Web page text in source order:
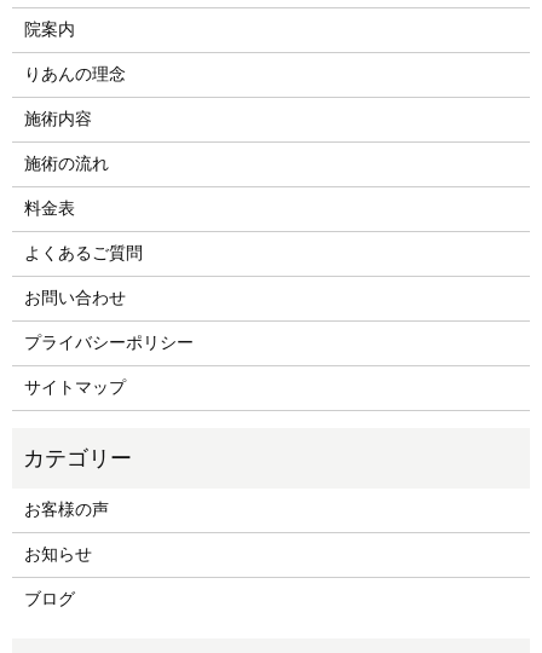
院案内
りあんの理念
施術内容
施術の流れ
料金表
よくあるご質問
お問い合わせ
プライバシーポリシー
サイトマップ
お客様の声
お知らせ
ブログ